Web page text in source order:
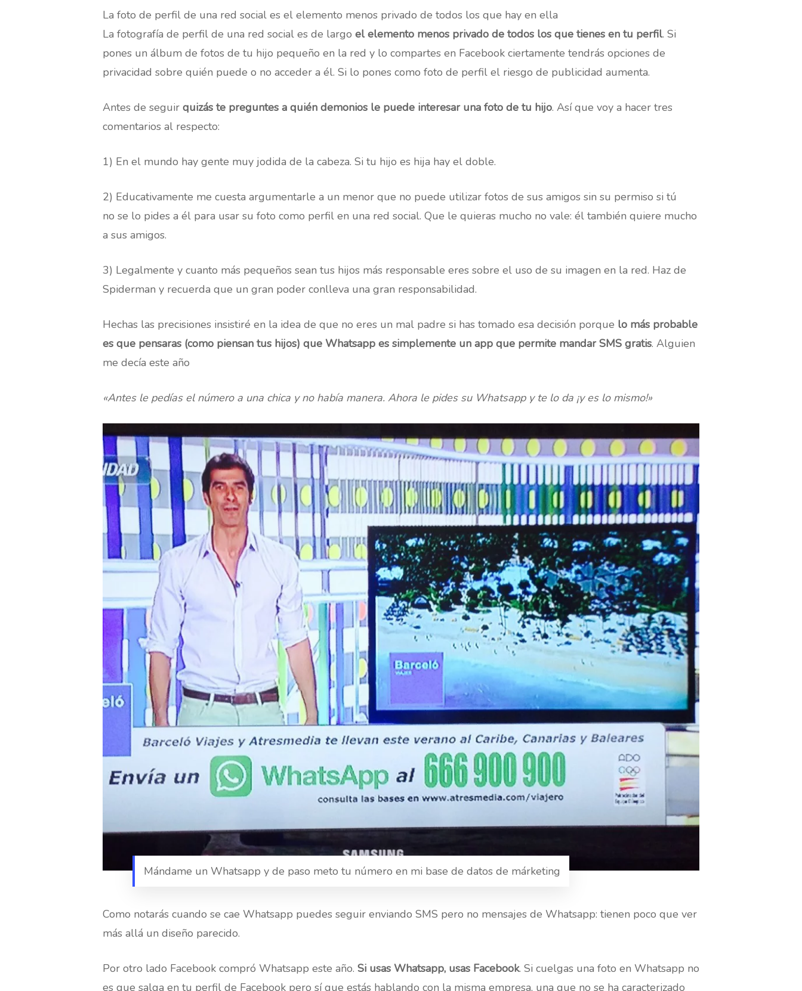
La foto de perfil de una red social es el elemento menos privado de todos los que hay en ella
La fotografía de perfil de una red social es de largo el elemento menos privado de todos los que tienes en tu perfil. Si
pones un álbum de fotos de tu hijo pequeño en la red y lo compartes en Facebook ciertamente tendrás opciones de
privacidad sobre quién puede o no acceder a él. Si lo pones como foto de perfil el riesgo de publicidad aumenta.
Antes de seguir quizás te preguntes a quién demonios le puede interesar una foto de tu hijo. Así que voy a hacer tres
comentarios al respecto:
1) En el mundo hay gente muy jodida de la cabeza. Si tu hijo es hija hay el doble.
2) Educativamente me cuesta argumentarle a un menor que no puede utilizar fotos de sus amigos sin su permiso si tú
no se lo pides a él para usar su foto como perfil en una red social. Que le quieras mucho no vale: él también quiere mucho
a sus amigos.
3) Legalmente y cuanto más pequeños sean tus hijos más responsable eres sobre el uso de su imagen en la red. Haz de
Spiderman y recuerda que un gran poder conlleva una gran responsabilidad.
Hechas las precisiones insistiré en la idea de que no eres un mal padre si has tomado esa decisión porque lo más probable
es que pensaras (como piensan tus hijos) que Whatsapp es simplemente un app que permite mandar SMS gratis. Alguien
me decía este año
«Antes le pedías el número a una chica y no había manera. Ahora le pides su Whatsapp y te lo da ¡y es lo mismo!»
Mándame un Whatsapp y de paso meto tu número en mi base de datos de márketing
Como notarás cuando se cae Whatsapp puedes seguir enviando SMS pero no mensajes de Whatsapp: tienen poco que ver
más allá un diseño parecido.
Por otro lado Facebook compró Whatsapp este año. Si usas Whatsapp, usas Facebook. Si cuelgas una foto en Whatsapp no
es que salga en tu perfil de Facebook pero sí que estás hablando con la misma empresa, una que no se ha caracterizado